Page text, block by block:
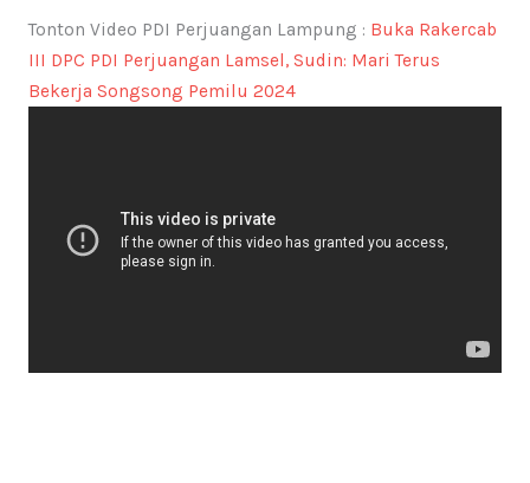
Tonton Video PDI Perjuangan Lampung : Buka Rakercab
III DPC PDI Perjuangan Lamsel, Sudin: Mari Terus
Bekerja Songsong Pemilu 2024